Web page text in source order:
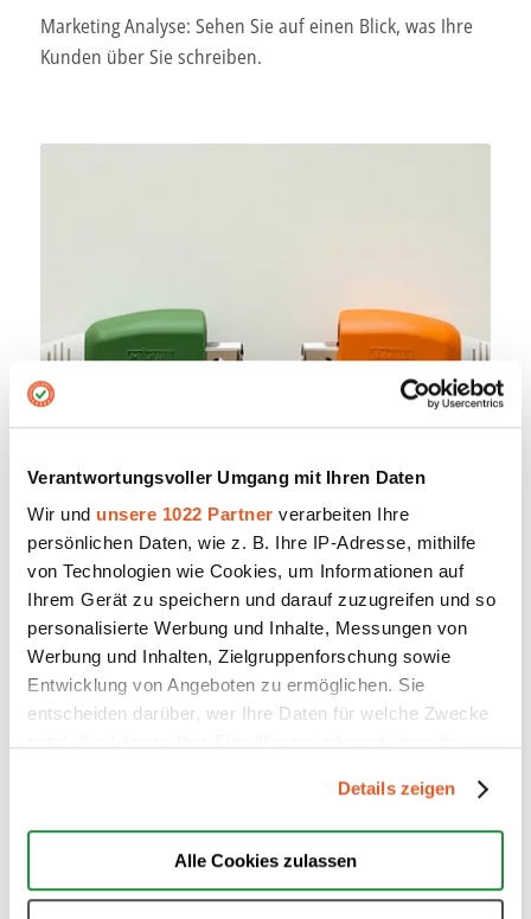
Verantwortungsvoller Umgang mit Ihren Daten
Wir und unsere 1022 Partner verarbeiten Ihre
persönlichen Daten, wie z. B. Ihre IP-Adresse, mithilfe
von Technologien wie Cookies, um Informationen auf
Ihrem Gerät zu speichern und darauf zuzugreifen und so
personalisierte Werbung und Inhalte, Messungen von
Werbung und Inhalten, Zielgruppenforschung sowie
Entwicklung von Angeboten zu ermöglichen. Sie
entscheiden darüber, wer Ihre Daten für welche Zwecke
Trigger Symbol ändern oder widerrufen
Wenn Sie es erlauben, würden wir auch gerne:
Informationen über Ihre geografische Lage erfassen,
Details zeigen
Alle Cookies zulassen
Marketing Analyse: Sehen Sie auf einen Blick, was Ihre
Kunden über Sie schreiben.
Review API
11. Juli 2024